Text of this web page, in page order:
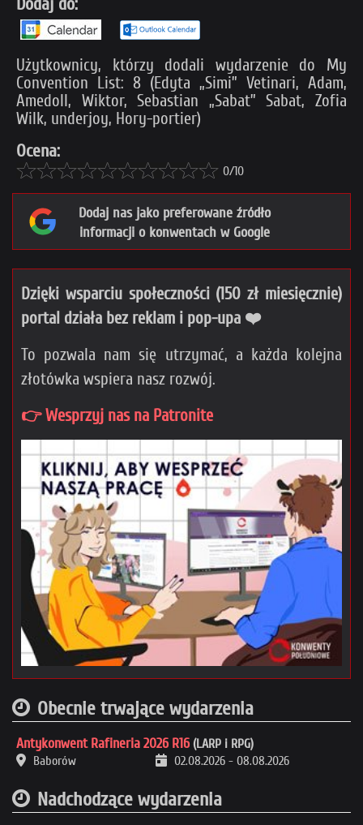
Użytkownicy, którzy dodali wydarzenie do My
Convention List: 8 (Edyta „Simi” Vetinari, Adam,
Amedoll, Wiktor, Sebastian „Sabat” Sabat, Zofia
Wilk, underjoy, Hory-portier)
Ocena:
0/10
Dodaj nas jako preferowane źródło
informacji o konwentach w Google
Dzięki wsparciu społeczności (150 zł miesięcznie)
portal działa bez reklam i pop-upa ❤️
To pozwala nam się utrzymać, a każda kolejna
złotówka wspiera nasz rozwój.
👉 Wesprzyj nas na Patronite
Obecnie trwające wydarzenia
Antykonwent Rafineria 2026 R16 (LARP i RPG)
Baborów
02.08.2026 - 08.08.2026
Nadchodzące wydarzenia